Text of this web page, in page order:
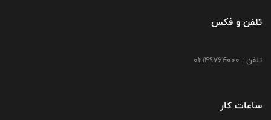
تلفن و فکس
تلفن : 02149764000
ساعات کار